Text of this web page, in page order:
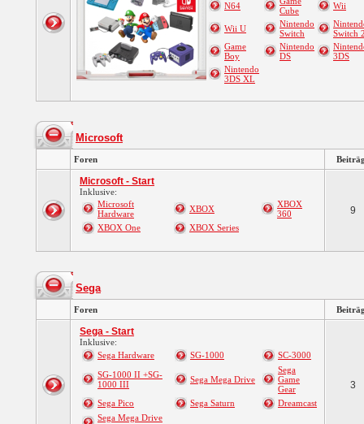
N64
Cube
Wii
Wii U
Nintendo
Switch
Switch
Game
Boy
Nintendo
DS
3DS
Nintendo
3DS XL
Microsoft
Foren
Microsoft - Start
Inklusive:
Microsoft
Hardware
XBOX
XBOX
360
XBOX One
XBOX Series
9
Sega
Foren
Sega - Start
Inklusive:
Sega Hardware
SG-1000
SC-3000
SG-1000 II +SG-
1000 III
Sega Mega Drive
Sega
Game
Gear
Sega Pico
Sega Saturn
Dreamcast
Sega Mega Drive
3